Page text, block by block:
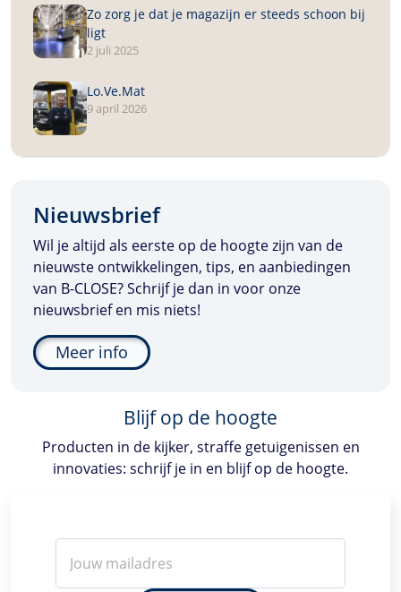
Zo zorg je dat je magazijn er steeds schoon bij
ligt
2 juli 2025
Lo.Ve.Mat
9 april 2026
Nieuwsbrief
Wil je altijd als eerste op de hoogte zijn van de
nieuwste ontwikkelingen, tips, en aanbiedingen
van B-CLOSE? Schrijf je dan in voor onze
nieuwsbrief en mis niets!
Meer info
Blijf op de hoogte
Producten in de kijker, straffe getuigenissen en
innovaties: schrijf je in en blijf op de hoogte.